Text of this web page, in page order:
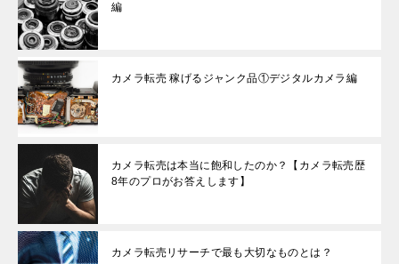
編
カメラ転売 稼げるジャンク品①デジタルカメラ編
カメラ転売は本当に飽和したのか？【カメラ転売歴
8年のプロがお答えします】
カメラ転売リサーチで最も大切なものとは？